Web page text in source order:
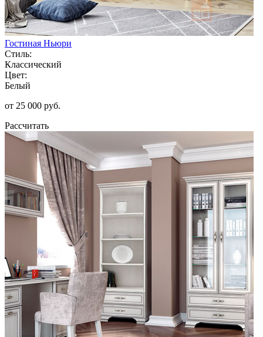
Гостиная Ньюри
Стиль:
Классический
Цвет:
Белый
от 25 000 руб.
Рассчитать